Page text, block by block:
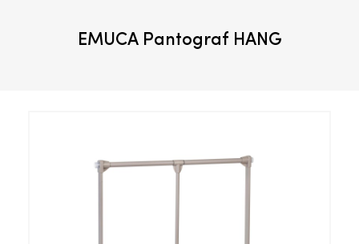
EMUCA Pantograf HANG